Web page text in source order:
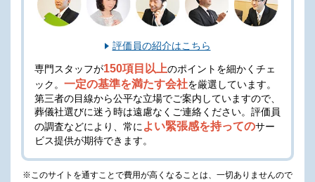
評価員の紹介はこちら
専門スタッフが150項目以上のポイントを細かくチェ
ック。 一定の基準を満たす会社を厳選しています。
第三者の目線から公平な立場でご案内していますので、
葬儀社選びに迷う時は遠慮なくご連絡ください。 評価員
の調査などにより、常に よい緊張感を持ってのサー
ビス提供が期待できます。
※このサイトを通すことで費用が高くなることは、一切ありませんので